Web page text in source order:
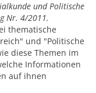
und Politische
Nr. 4/2011.
thematische
und "Politische
diese Themen im
Informationen
auf ihnen